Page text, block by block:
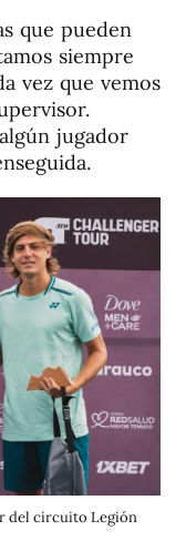
que pueden
siempre
vez que vemos
jugador
del circuito Legión